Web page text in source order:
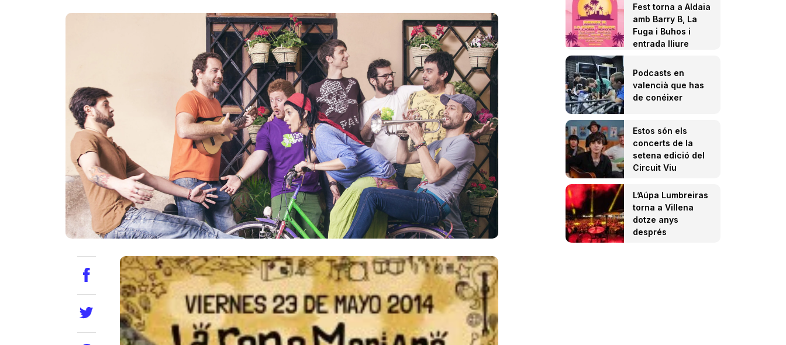
Fest torna a Aldaia
amb Barry B, La
Fuga i Buhos i
entrada lliure
Podcasts en
valencià que has
de conéixer
Estos són els
concerts de la
setena edició del
Circuit Viu
L’Aúpa Lumbreiras
torna a Villena
dotze anys
després